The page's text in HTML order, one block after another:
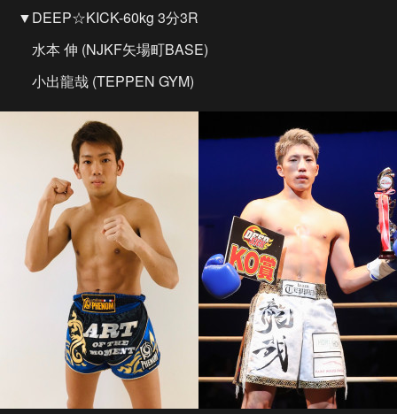
▼DEEP☆KICK-60kg 3分3R
水本 伸 (NJKF矢場町BASE)
小出龍哉 (TEPPEN GYM)